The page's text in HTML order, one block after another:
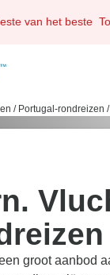
van het beste
/ Portugal-rondreizen /
groot aanbod